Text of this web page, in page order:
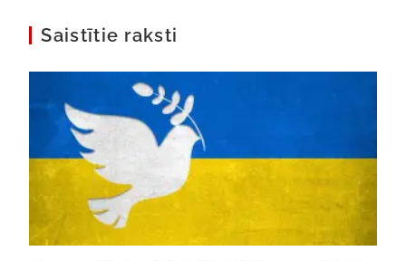
Saistītie raksti